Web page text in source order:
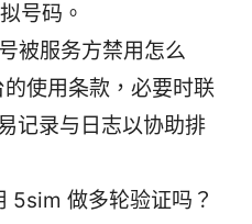
号码。
被服务方禁用怎么
使用条款，必要时联
记录与日志以协助排
5sim 做多轮验证吗？